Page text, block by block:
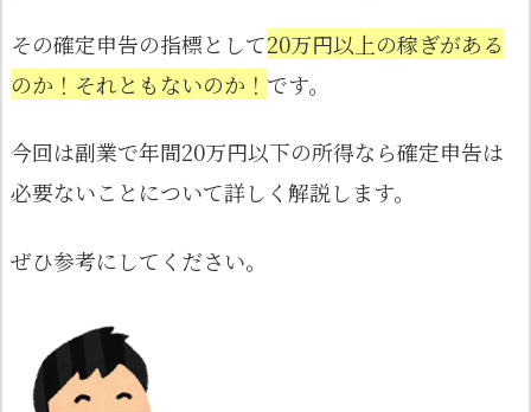
その確定申告の指標として20万円以上の稼ぎがある
のか！それともないのか！ です。
今回は副業で年間20万円以下の所得なら確定申告は
必要ないことについて詳しく解説します。
ぜひ参考にしてください。